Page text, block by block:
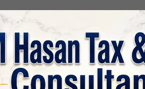
নির্বাচিত , শিক্ষা সর্বশেষ-সংবাদ
Whatsapp Print